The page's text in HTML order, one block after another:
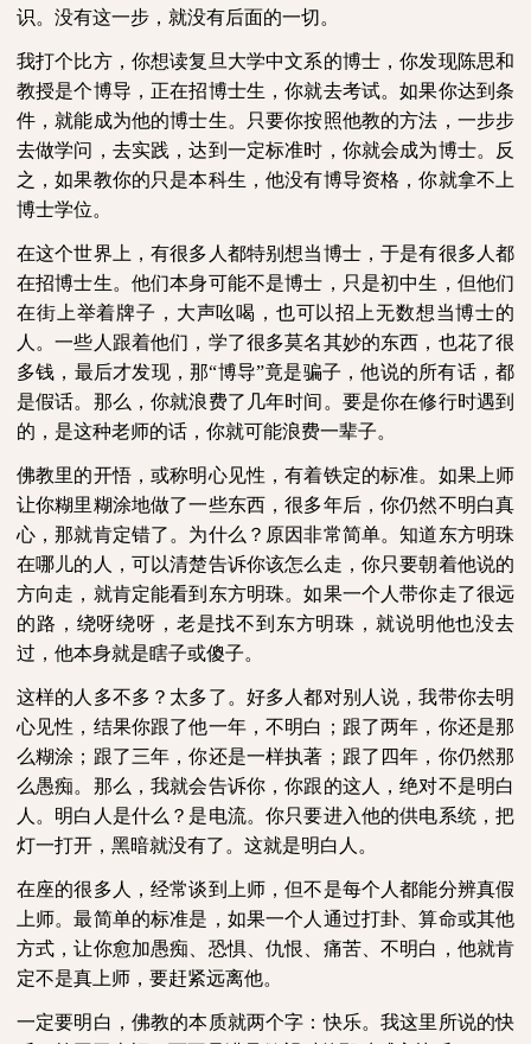
识。没有这一步，就没有后面的一切。
我打个比方，你想读复旦大学中文系的博士，你发现陈思和
教授是个博导，正在招博士生，你就去考试。如果你达到条
件，就能成为他的博士生。只要你按照他教的方法，一步步
去做学问，去实践，达到一定标准时，你就会成为博士。反
之，如果教你的只是本科生，他没有博导资格，你就拿不上
博士学位。
在这个世界上，有很多人都特别想当博士，于是有很多人都
在招博士生。他们本身可能不是博士，只是初中生，但他们
在街上举着牌子，大声吆喝，也可以招上无数想当博士的
人。一些人跟着他们，学了很多莫名其妙的东西，也花了很
多钱，最后才发现，那“博导”竟是骗子，他说的所有话，都
是假话。那么，你就浪费了几年时间。要是你在修行时遇到
的，是这种老师的话，你就可能浪费一辈子。
佛教里的开悟，或称明心见性，有着铁定的标准。如果上师
让你糊里糊涂地做了一些东西，很多年后，你仍然不明白真
心，那就肯定错了。为什么？原因非常简单。知道东方明珠
在哪儿的人，可以清楚告诉你该怎么走，你只要朝着他说的
方向走，就肯定能看到东方明珠。如果一个人带你走了很远
的路，绕呀绕呀，老是找不到东方明珠，就说明他也没去
过，他本身就是瞎子或傻子。
这样的人多不多？太多了。好多人都对别人说，我带你去明
心见性，结果你跟了他一年，不明白；跟了两年，你还是那
么糊涂；跟了三年，你还是一样执著；跟了四年，你仍然那
么愚痴。那么，我就会告诉你，你跟的这人，绝对不是明白
人。明白人是什么？是电流。你只要进入他的供电系统，把
灯一打开，黑暗就没有了。这就是明白人。
在座的很多人，经常谈到上师，但不是每个人都能分辨真假
上师。最简单的标准是，如果一个人通过打卦、算命或其他
方式，让你愈加愚痴、恐惧、仇恨、痛苦、不明白，他就肯
定不是真上师，要赶紧远离他。
一定要明白，佛教的本质就两个字：快乐。我这里所说的快